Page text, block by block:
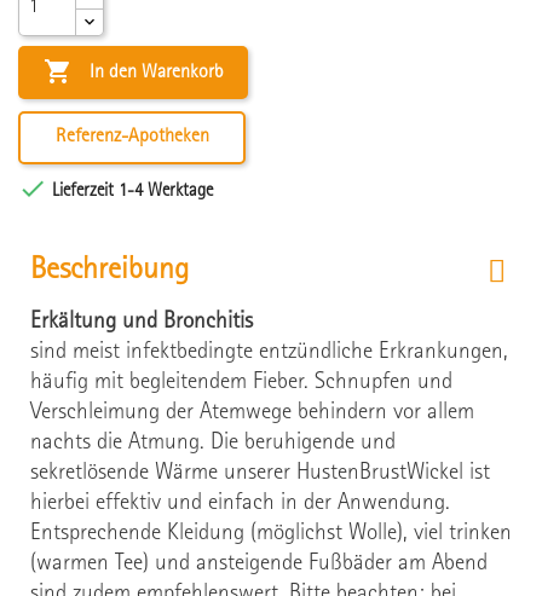
 In den Warenkorb
Referenz-Apotheken
 Lieferzeit 1-4 Werktage
Beschreibung
Erkältung und Bronchitis
sind meist infektbedingte entzündliche Erkrankungen,
häufig mit begleitendem Fieber. Schnupfen und
Verschleimung der Atemwege behindern vor allem
nachts die Atmung. Die beruhigende und
sekretlösende Wärme unserer HustenBrustWickel ist
hierbei effektiv und einfach in der Anwendung.
Entsprechende Kleidung (möglichst Wolle), viel trinken
(warmen Tee) und ansteigende Fußbäder am Abend